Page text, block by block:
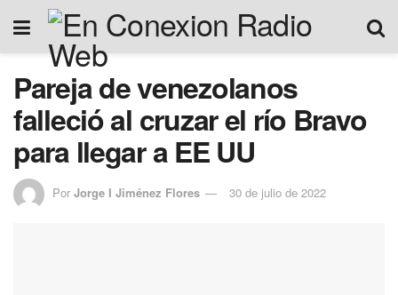
Pareja de venezolanos
falleció al cruzar el río Bravo
para llegar a EE UU
Por Jorge I Jiménez Flores 30 de julio de 2022